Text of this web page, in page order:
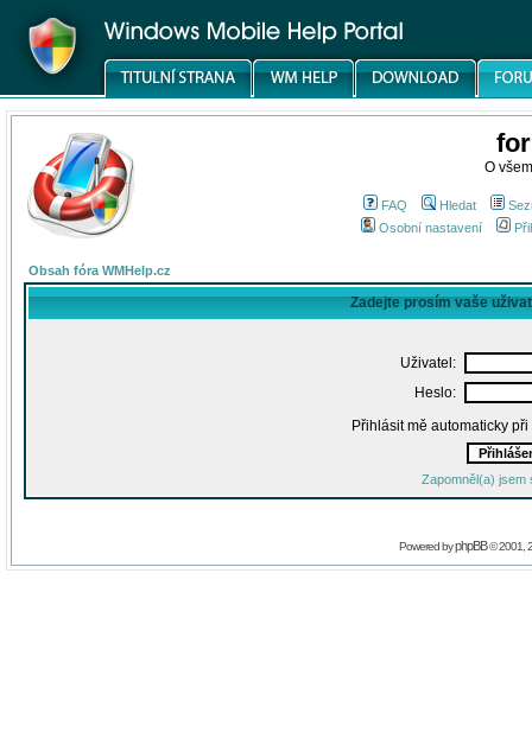
O
FAQ Hledat
Osobní nastavení
Obsah fóra WMHelp.cz
Zadejte prosím vaše
Uživatel:
Heslo:
Přihlásit mě automaticky
Zapomněl(a) jsem
Powered byphpBB© 2001,